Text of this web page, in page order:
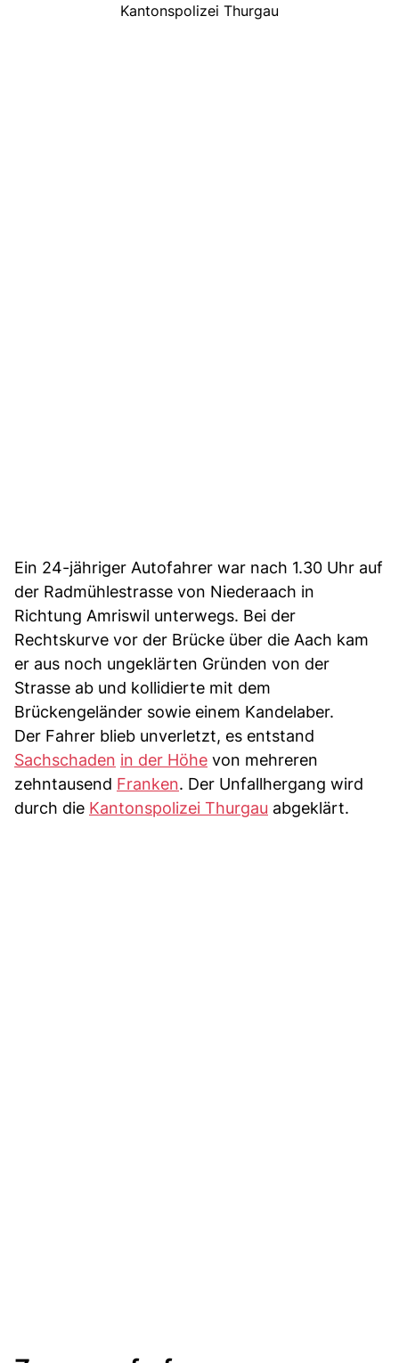
Kantonspolizei Thurgau
Ein 24-jähriger Autofahrer war nach 1.30 Uhr auf
der Radmühlestrasse von Niederaach in
Richtung Amriswil unterwegs. Bei der
Rechtskurve vor der Brücke über die Aach kam
er aus noch ungeklärten Gründen von der
Strasse ab und kollidierte mit dem
Brückengeländer sowie einem Kandelaber.
Der Fahrer blieb unverletzt, es entstand
Sachschaden in der Höhe von mehreren
zehntausend Franken. Der Unfallhergang wird
durch die Kantonspolizei Thurgau abgeklärt.